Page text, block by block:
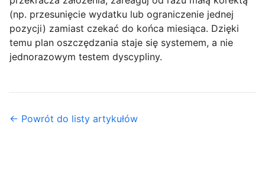
(np. przesunięcie wydatku lub ograniczenie jednej
pozycji) zamiast czekać do końca miesiąca. Dzięki
temu plan oszczędzania staje się systemem, a nie
jednorazowym testem dyscypliny.
← Powrót do listy artykułów